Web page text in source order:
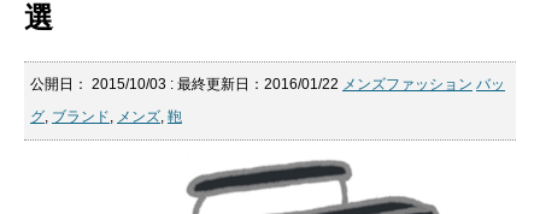
選
公開日： 2015/10/03 : 最終更新日：2016/01/22 メンズファッション バッ
グ, ブランド, メンズ, 鞄